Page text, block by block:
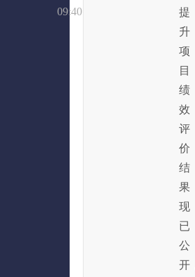
09:40
提
升
项
目
绩
效
评
价
结
果
现
已
公
开